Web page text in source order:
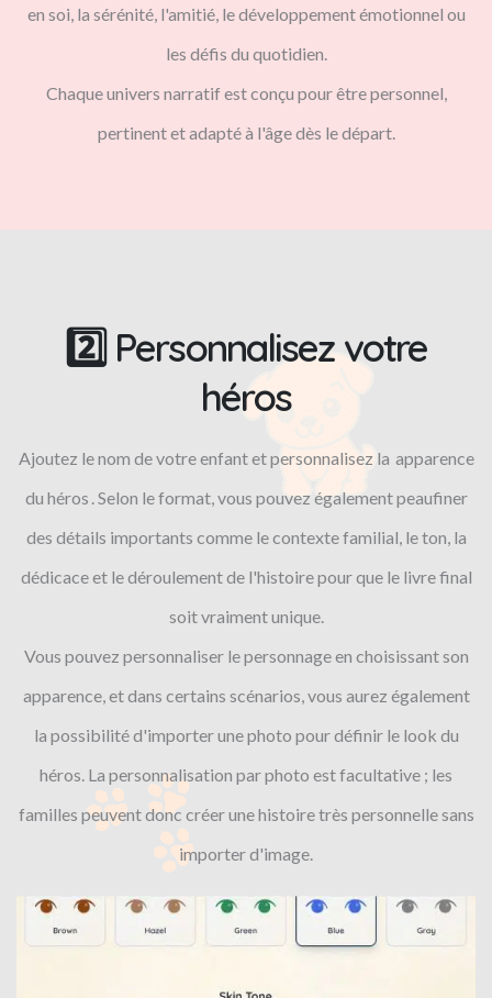
en soi, la sérénité, l'amitié, le développement émotionnel ou
les défis du quotidien.
Chaque univers narratif est conçu pour être personnel,
pertinent et adapté à l'âge dès le départ.
2️⃣ Personnalisez votre
héros
Ajoutez le nom de votre enfant et personnalisez la apparence
du héros . Selon le format, vous pouvez également peaufiner
des détails importants comme le contexte familial, le ton, la
dédicace et le déroulement de l'histoire pour que le livre final
soit vraiment unique.
Vous pouvez personnaliser le personnage en choisissant son
apparence, et dans certains scénarios, vous aurez également
la possibilité d'importer une photo pour définir le look du
héros. La personnalisation par photo est facultative ; les
familles peuvent donc créer une histoire très personnelle sans
importer d'image.